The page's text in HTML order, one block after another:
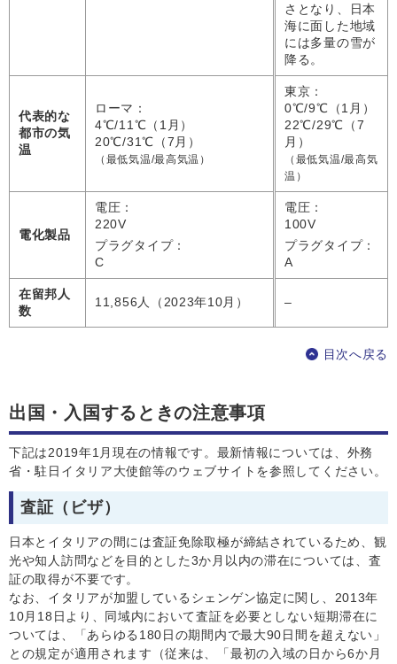
さとなり、日本
海に面した地域
には多量の雪が
降る。
代表的な
都市の気
温
ローマ：
4℃/11℃（1月）
20℃/31℃（7月）
（最低気温/最高気温）
東京：
0℃/9℃（1月）
22℃/29℃（7
月）
（最低気温/最高気
温）
電化製品
電圧：
220V
プラグタイプ：
C
電圧：
100V
プラグタイプ：
A
在留邦人
数
11,856人（2023年10月） –
目次へ戻る
出国・入国するときの注意事項
下記は2019年1月現在の情報です。最新情報については、外務
省・駐日イタリア大使館等のウェブサイトを参照してください。
査証（ビザ）
日本とイタリアの間には査証免除取極が締結されているため、観
光や知人訪問などを目的とした3か月以内の滞在については、査
証の取得が不要です。
なお、イタリアが加盟しているシェンゲン協定に関し、2013年
10月18日より、同域内において査証を必要としない短期滞在に
ついては、「あらゆる180日の期間内で最大90日間を超えない」
との規定が適用されます（従来は、「最初の入域の日から6か月